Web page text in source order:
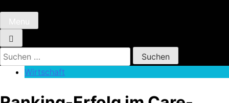
Menu
Suchen
nach:
Wirtschaft